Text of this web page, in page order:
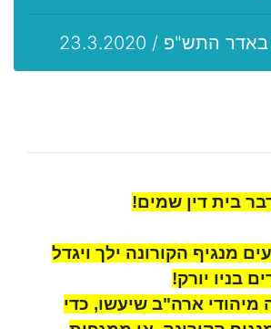
התש"פ / 23.3.2020
בית דין שמים!
מנגיף הקורונה ילך ויגדל
בניו יורק!
ארה"ב שיעשו, כדי